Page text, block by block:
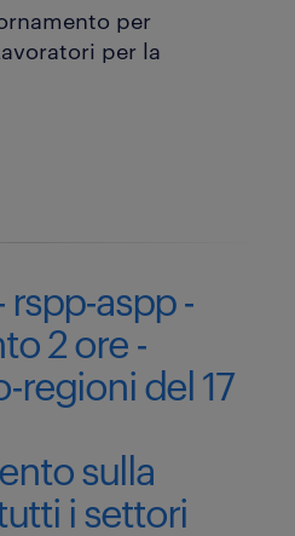
per
per la
aspp -
2 ore -
regioni del 17
sulla
i settori